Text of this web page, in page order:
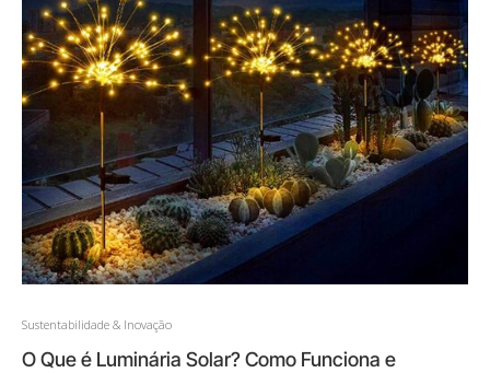
Sustentabilidade & Inovação
O Que é Luminária Solar? Como Funciona e